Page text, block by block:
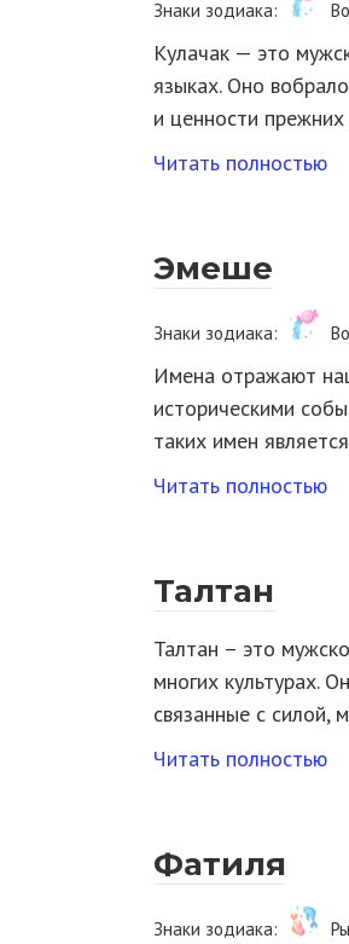
Знаки зодиака:
Кулачак — это
языках. Оно
и ценности
Читать полностью
Эмеше
Знаки зодиака:
Имена отражают
историческими
таких имен
Читать полностью
Талтан
Талтан – это
многих культурах.
связанные с силой,
Читать полностью
Фатиля
Знаки зодиака: